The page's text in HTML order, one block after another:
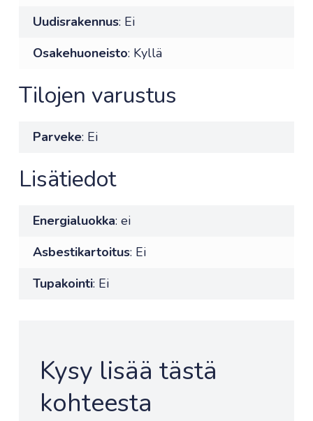
Uudisrakennus: Ei
Osakehuoneisto: Kyllä
Tilojen varustus
Parveke: Ei
Lisätiedot
Energialuokka: ei
Asbestikartoitus: Ei
Tupakointi: Ei
Kysy lisää tästä
kohteesta